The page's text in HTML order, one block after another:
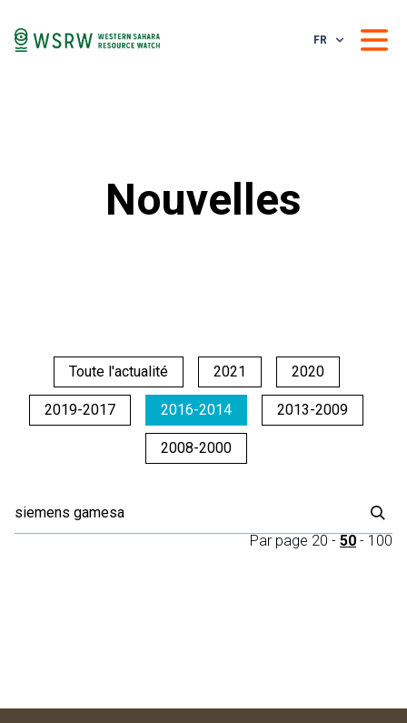
FR
Nouvelles
Toute l'actualité 2021 2020
2019-2017 2016-2014 2013-2009
2008-2000
Par page 20 - 50 - 100